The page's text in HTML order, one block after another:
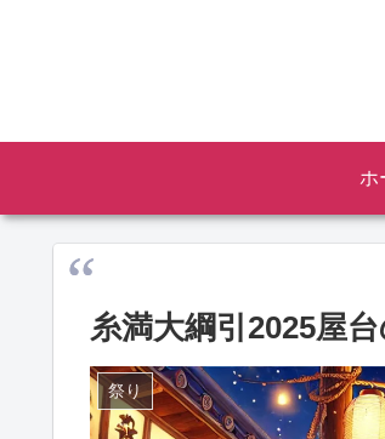
ホ
糸満大綱引2025屋
祭り